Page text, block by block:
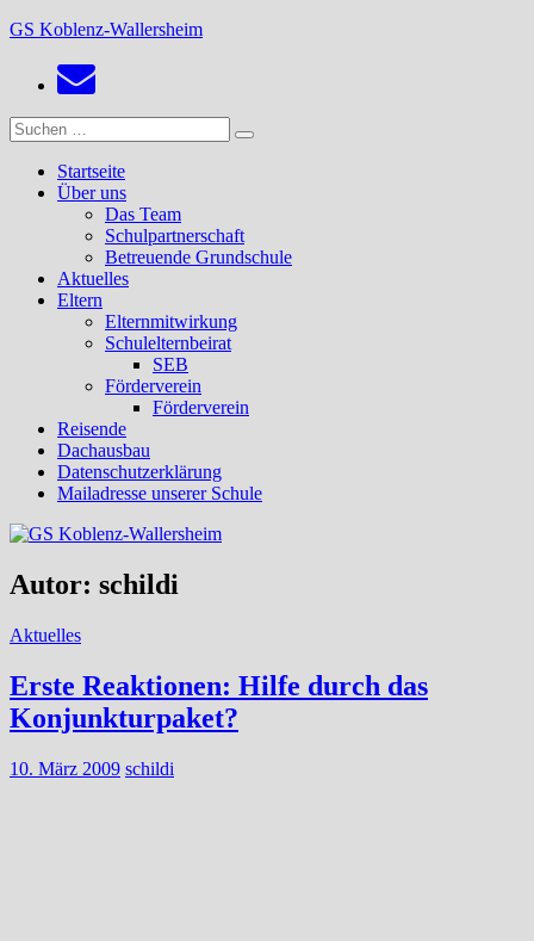
Zum
springen
GS Koblenz-Wallersheim
Suchen
nach:
Suchen
Startseite
Über uns
Das Team
Schulpartnerschaft
Betreuende Grundschule
Aktuelles
Eltern
Elternmitwirkung
Schulelternbeirat
SEB
Förderverein
Förderverein
Reisende
Dachausbau
Datenschutzerklärung
Mailadresse unserer Schule
Autor: schildi
Aktuelles
Erste Reaktionen: Hilfe durch das
Konjunkturpaket?
10. März 2009 schildi